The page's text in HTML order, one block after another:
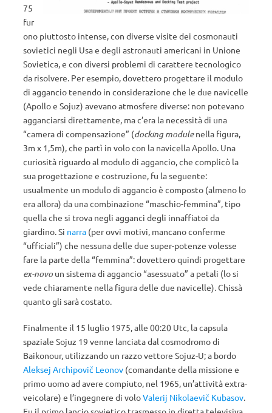
75
fur
ono piuttosto intense, con diverse visite dei cosmonauti
sovietici negli Usa e degli astronauti americani in Unione
Sovietica, e con diversi problemi di carattere tecnologico
da risolvere. Per esempio, dovettero progettare il modulo
di aggancio tenendo in considerazione che le due navicelle
(Apollo e Sojuz) avevano atmosfere diverse: non potevano
agganciarsi direttamente, ma c’era la necessità di una
“camera di compensazione” (docking modulenella figura,
3m x 1,5m), che partì in volo con la navicella Apollo. Una
curiosità riguardo al modulo di aggancio, che complicò la
sua progettazione e costruzione, fu la seguente:
usualmente un modulo di aggancio è composto (almeno lo
era allora) da una combinazione “maschio-femmina”, tipo
quella che si trova negli agganci degli innaffiatoi da
giardino. Si narra (per ovvi motivi, mancano conferme
“ufficiali”) che nessuna delle due super-potenze volesse
fare la parte della “femmina”: dovettero quindi progettare
ex-novo un sistema di aggancio “asessuato” a petali (lo si
vede chiaramente nella figura delle due navicelle). Chissà
quanto gli sarà costato.
Finalmente il 15 luglio 1975, alle 00:20 Utc, la capsula
spaziale Sojuz 19 venne lanciata dal cosmodromo di
Baikonour, utilizzando un razzo vettore Sojuz-U; a bordo
Aleksej Archipovič Leonov (comandante della missione e
primo uomo ad avere compiuto, nel 1965, un’attività extra-
veicolare) e l’ingegnere di voloValerij Nikolaevič Kubasov.